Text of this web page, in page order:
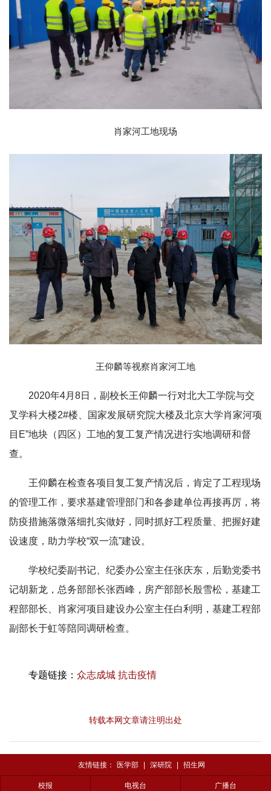
肖家河工地现场
王仰麟等视察肖家河工地
2020年4月8日，副校长王仰麟一行对北大工学院与交
叉学科大楼2#楼、国家发展研究院大楼及北京大学肖家河项
目E”地块（四区）工地的复工复产情况进行实地调研和督
查。
王仰麟在检查各项目复工复产情况后，肯定了工程现场
的管理工作，要求基建管理部门和各参建单位再接再厉，将
防疫措施落微落细扎实做好，同时抓好工程质量、把握好建
设速度，助力学校“双一流”建设。
学校纪委副书记、纪委办公室主任张庆东，后勤党委书
记胡新龙，总务部部长张西峰，房产部部长殷雪松，基建工
程部部长、肖家河项目建设办公室主任白利明，基建工程部
副部长于虹等陪同调研检查。
专题链接： 众志成城 抗击疫情
转载本网文章请注明出处
友情链接： 医学部 | 深研院 | 招生网
校报 电视台 广播台